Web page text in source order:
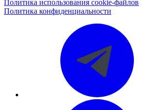
Политика использования cookie-файлов
Политика конфиденциальности